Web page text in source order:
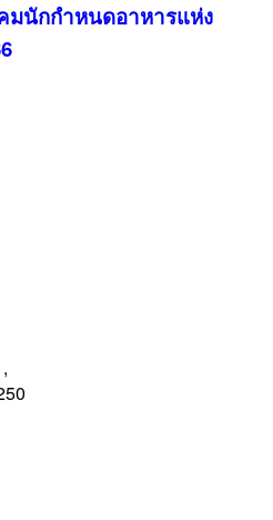
มนักกำหนดอาหารแห่ง